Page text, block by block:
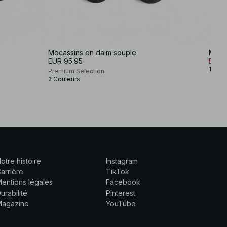
Mocassins en daim souple
EUR 95.95
Premium Selection
2 Couleurs
EUR
1
histoire
légales
Instagram
TikTok
Facebook
Pinterest
YouTube